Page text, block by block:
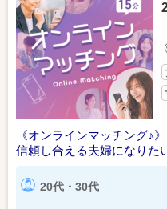
《オンラインマッチング♪》
信頼し合える夫婦になりた
20代・30代